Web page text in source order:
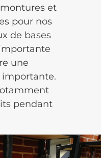
et
pour nos
de bases
une
pendant